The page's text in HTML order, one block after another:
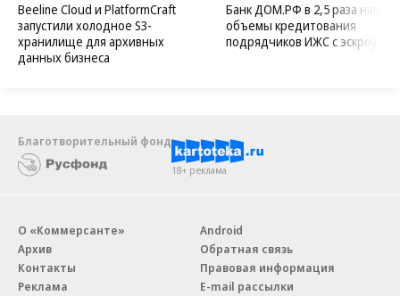
Beeline Cloud и PlatformCraft
запустили холодное S3-
хранилище для архивных
данных бизнеса
Банк ДОМ.РФ в 2,5 раза
объемы кредитования
подрядчиков ИЖС с эскроу
Благотворительный фонд
18+ реклама
О «Коммерсанте»
Архив
Контакты
Реклама
Android
Обратная связь
Правовая информация
E-mail рассылки